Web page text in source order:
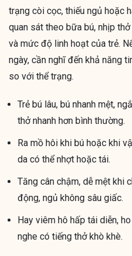
trạng còi cọc, thiếu ngủ hoặc
quan sát theo bữa bú, nhịp
và mức độ linh hoạt của trẻ.
ngày, cần nghĩ đến khả năng
so với thể trạng.
Trẻ bú lâu, bú nhanh mệt,
thở nhanh hơn bình thường.
Ra mồ hôi khi bú hoặc khi
da có thể nhợt hoặc tái.
Tăng cân chậm, dễ mệt khi
động, ngủ không sâu giấc.
Hay viêm hô hấp tái diễn,
nghe có tiếng thở khò khè.